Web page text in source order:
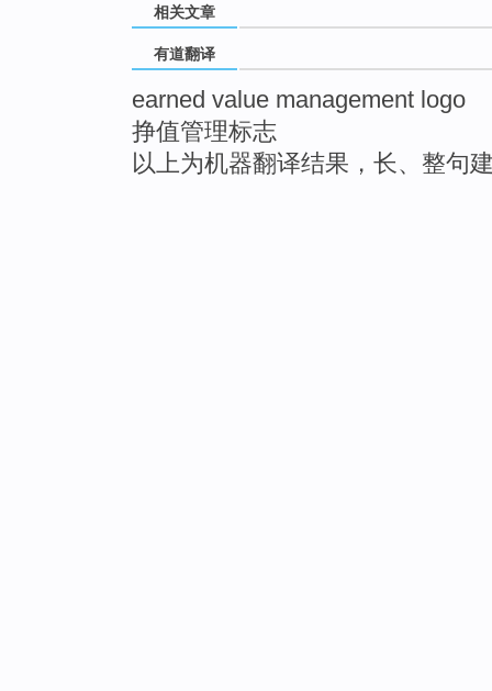
相关文章
有道翻译
earned value management logo
挣值管理标志
以上为机器翻译结果，长、整句